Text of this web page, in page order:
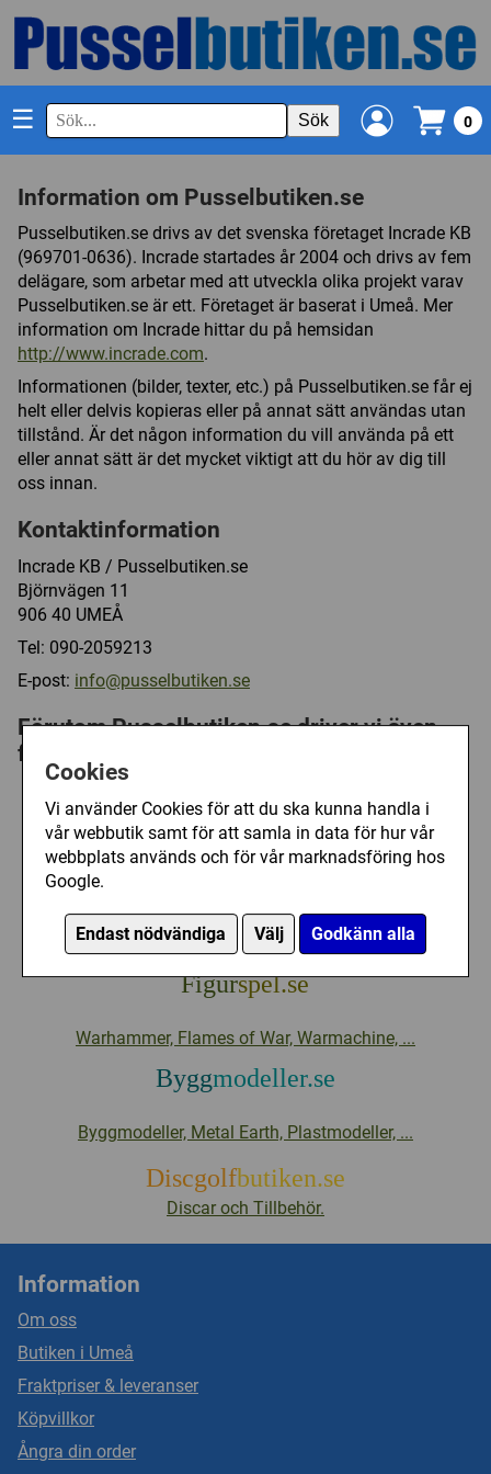
Cookies
Vi använder Cookies för att du ska kunna handla i
vår webbutik samt för att samla in data för hur vår
webbplats används och för vår marknadsföring hos
Google.
Endast nödvändiga Välj Godkänn alla
☰ Sök 0
Information om Pusselbutiken.se
Pusselbutiken.se drivs av det svenska företaget Incrade KB
(969701-0636). Incrade startades år 2004 och drivs av fem
delägare, som arbetar med att utveckla olika projekt varav
Pusselbutiken.se är ett. Företaget är baserat i Umeå. Mer
information om Incrade hittar du på hemsidan
http://www.incrade.com.
Informationen (bilder, texter, etc.) på Pusselbutiken.se får ej
helt eller delvis kopieras eller på annat sätt användas utan
tillstånd. Är det någon information du vill använda på ett
eller annat sätt är det mycket viktigt att du hör av dig till
oss innan.
Kontaktinformation
Incrade KB / Pusselbutiken.se
Björnvägen 11
906 40 UMEÅ
Tel: 090-2059213
E-post: info@pusselbutiken.se
Förutom Pusselbutiken.se driver vi även
följande webbutiker
World of BoardGames .com
Brädspel, Sällskapsspel och Kortspel
Lego, Geomag, Cool Cube, KRE-O, ...
Figurspel.se
Warhammer, Flames of War, Warmachine, ...
Byggmodeller.se
Byggmodeller, Metal Earth, Plastmodeller, ...
Discgolfbutiken.se
Discar och Tillbehör.
Information
Om oss
Butiken i Umeå
Fraktpriser & leveranser
Köpvillkor
Ångra din order